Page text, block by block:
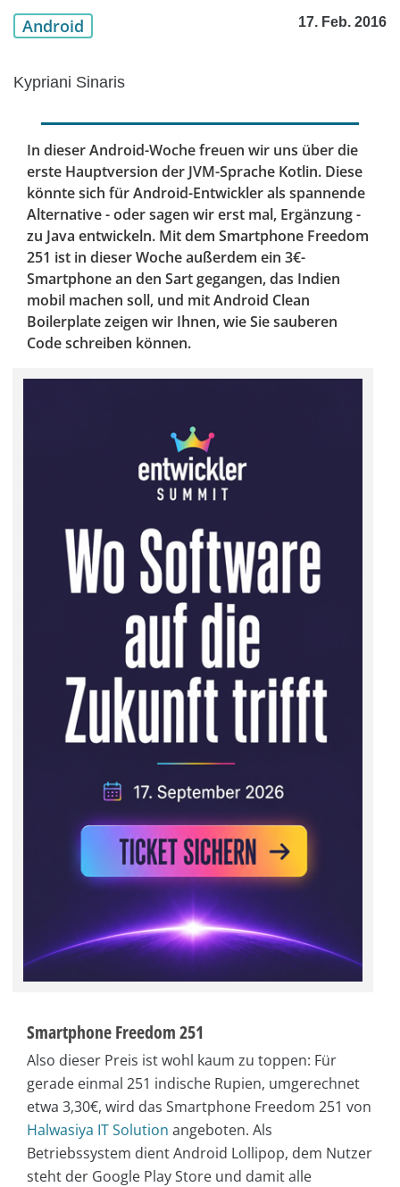
Android 17. Feb. 2016
Kypriani Sinaris
In dieser Android-Woche freuen wir uns über die
erste Hauptversion der JVM-Sprache Kotlin. Diese
könnte sich für Android-Entwickler als spannende
Alternative - oder sagen wir erst mal, Ergänzung -
zu Java entwickeln. Mit dem Smartphone Freedom
251 ist in dieser Woche außerdem ein 3€-
Smartphone an den Sart gegangen, das Indien
mobil machen soll, und mit Android Clean
Boilerplate zeigen wir Ihnen, wie Sie sauberen
Code schreiben können.
Smartphone Freedom 251
Also dieser Preis ist wohl kaum zu toppen: Für
gerade einmal 251 indische Rupien, umgerechnet
etwa 3,30€, wird das Smartphone Freedom 251 von
Halwasiya IT Solution angeboten. Als
Betriebssystem dient Android Lollipop, dem Nutzer
steht der Google Play Store und damit alle